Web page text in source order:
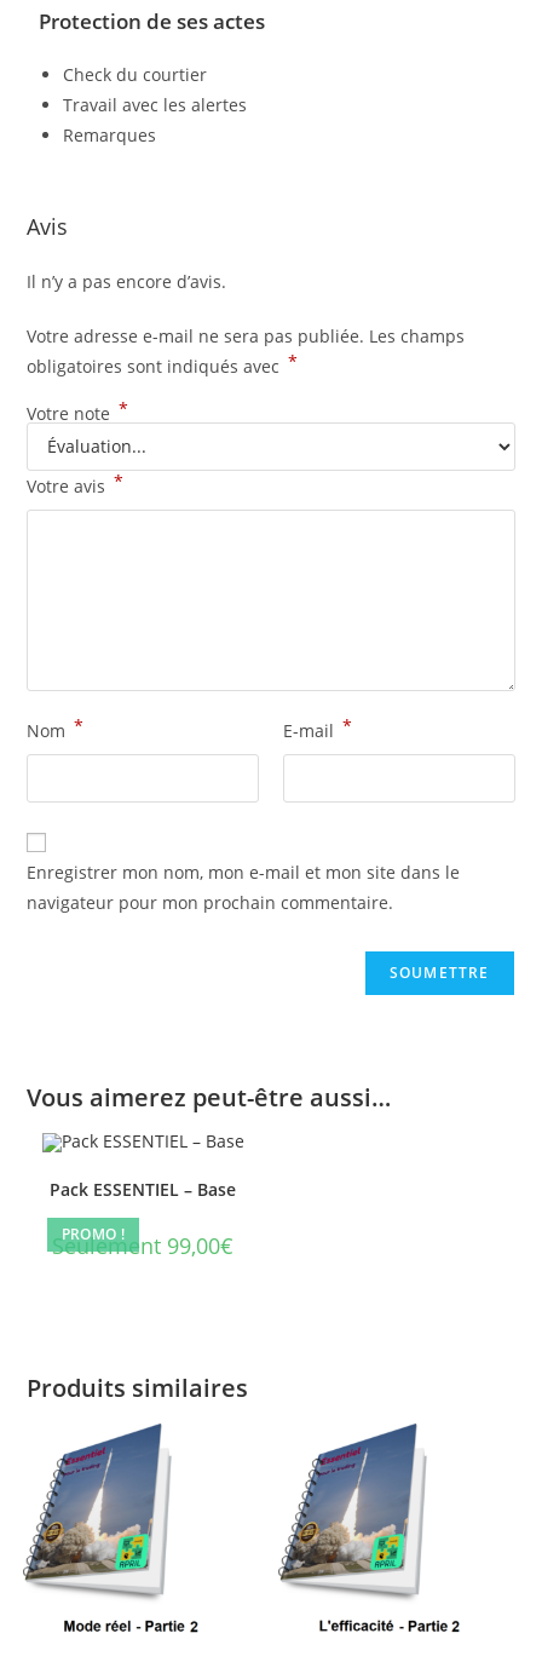
Protection de ses actes
Check du courtier
Travail avec les alertes
Remarques
Avis
Il n’y a pas encore d’avis.
Votre adresse e-mail ne sera pas publiée. Les champs
obligatoires sont indiqués avec *
Votre note *
Votre avis *
Nom * E-mail *
Enregistrer mon nom, mon e-mail et mon site dans le
navigateur pour mon prochain commentaire.
Vous aimerez peut-être aussi…
PROMO !
Pack ESSENTIEL – Base
Seulement 99,00€
Produits similaires